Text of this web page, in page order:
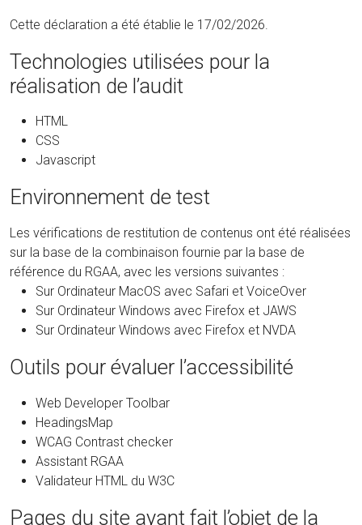
Cette déclaration a été établie le 17/02/2026.
Technologies utilisées pour la
réalisation de l’audit
HTML
CSS
Javascript
Environnement de test
Les vérifications de restitution de contenus ont été réalisées
sur la base de la combinaison fournie par la base de
référence du RGAA, avec les versions suivantes :
Sur Ordinateur MacOS avec Safari et VoiceOver
Sur Ordinateur Windows avec Firefox et JAWS
Sur Ordinateur Windows avec Firefox et NVDA
Outils pour évaluer l’accessibilité
Web Developer Toolbar
HeadingsMap
WCAG Contrast checker
Assistant RGAA
Validateur HTML du W3C
Pages du site ayant fait l’objet de la